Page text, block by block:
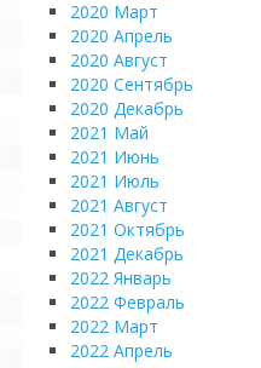
2020 Март
2020 Апрель
2020 Август
2020 Сентябрь
2020 Декабрь
2021 Май
2021 Июнь
2021 Июль
2021 Август
2021 Октябрь
2021 Декабрь
2022 Январь
2022 Февраль
2022 Март
2022 Апрель